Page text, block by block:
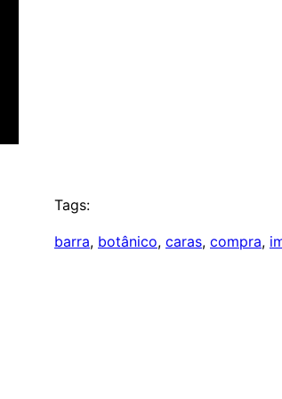
Tags:
barra, botânico, caras, compra,